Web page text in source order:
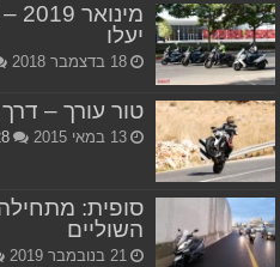
יעלו
18 בדצמבר 2018
טור עורך –
13 במאי 2015
סופית:
השוליים
21 בנובמבר 2019